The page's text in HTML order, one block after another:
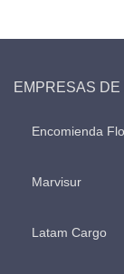
EMPRESAS DE
Encomienda
Marvisur
Latam Cargo